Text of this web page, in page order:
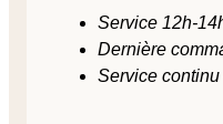
Service 12h-
Dernière
Service continu